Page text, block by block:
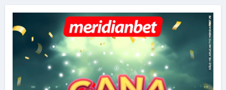
r
: